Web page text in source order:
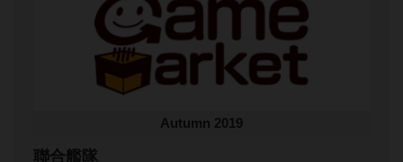
Autumn 2019
聯合艦隊